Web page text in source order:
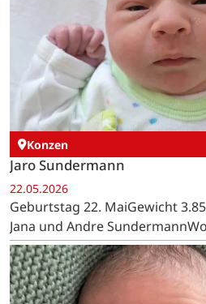
Konzen
Jaro Sundermann
22.05.2026
Geburtstag 22. MaiGewicht
Jana und Andre